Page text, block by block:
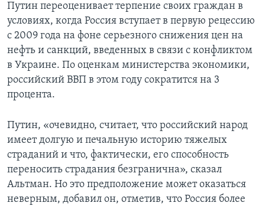
Путин переоценивает терпение своих граждан в
условиях, когда Россия вступает в первую рецессию
с 2009 года на фоне серьезного снижения цен на
нефть и санкций, введенных в связи с конфликтом
в Украине. По оценкам министерства экономики,
российский ВВП в этом году сократится на 3
процента.
Путин, «очевидно, считает, что российский народ
имеет долгую и печальную историю тяжелых
страданий и что, фактически, его способность
переносить страдания безгранична», сказал
Альтман. Но это предположение может оказаться
неверным, добавил он, отметив, что Россия более